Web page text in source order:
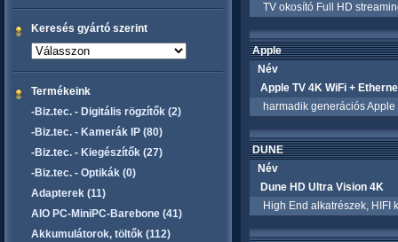
Keresés gyártó szerint
Termékeink
-Biz.tec. - Digitális rögzítők (2)
-Biz.tec. - Kamerák IP (80)
-Biz.tec. - Kiegészítők (27)
-Biz.tec. - Optikák (0)
Adapterek (11)
AIO PC-MiniPC-Barebone (41)
Akkumulátorok, töltők (112)
TV okosító Full HD
Apple
Név
Apple TV 4K WiFi +
harmadik generációs Apple
DUNE
Név
Dune HD Ultra Vision 4K
High End alkatrészek, HIFI